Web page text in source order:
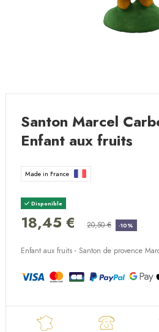
Santon Marcel
Enfant aux fruits
Made in France
Disponible
18,45 € 20,50 € -10%
Enfant aux fruits - Santon de provence